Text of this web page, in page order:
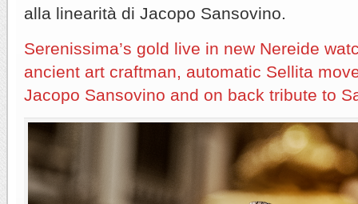
alla linearità di Jacopo Sansovino.
Serenissima’s gold live in new Nereide
ancient art craftman, automatic Sellita
Jacopo Sansovino and on back tribute to